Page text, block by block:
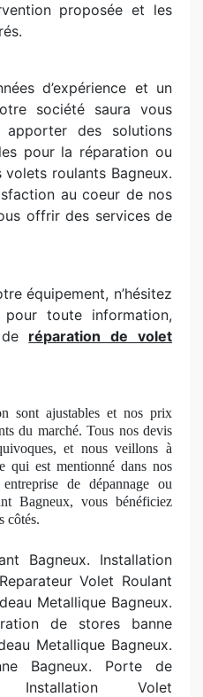
proposée et les
d’expérience et un
société saura vous
des solutions
pour la réparation ou
roulants Bagneux.
au coeur de nos
offrir des services de
équipement, n’hésitez
toute information,
réparation de volet
sont ajustables et nos prix
du marché. Tous nos devis
et nous veillons à
qui est mentionné dans nos
de dépannage ou
Bagneux, vous bénéficiez
côtés.
Bagneux. Installation
Volet Roulant
Metallique Bagneux.
de stores banne
Metallique Bagneux.
Bagneux. Porte de
Installation Volet